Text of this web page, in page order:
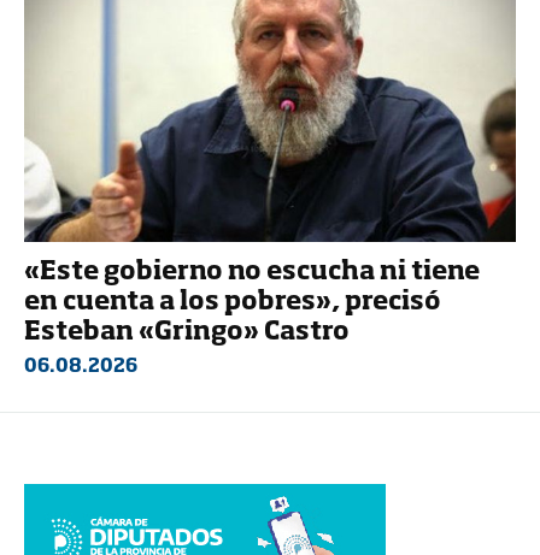
«Este gobierno no escucha ni tiene
en cuenta a los pobres», precisó
Esteban «Gringo» Castro
06.08.2026